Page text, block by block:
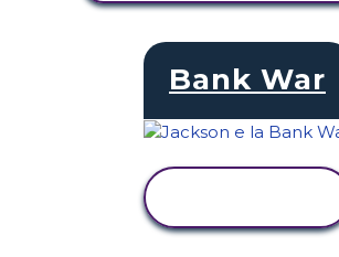
Bank War